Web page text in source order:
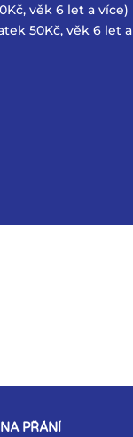
věk 6 let a více)
50Kč, věk 6 let a
PŘÁNÍ